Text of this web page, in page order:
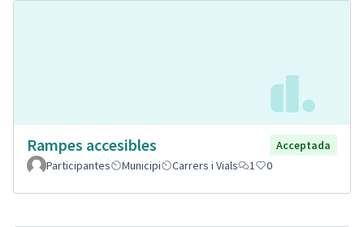
Rampes accesibles
Acceptada
Participantes
Municipi Carrers i Vials 1 0